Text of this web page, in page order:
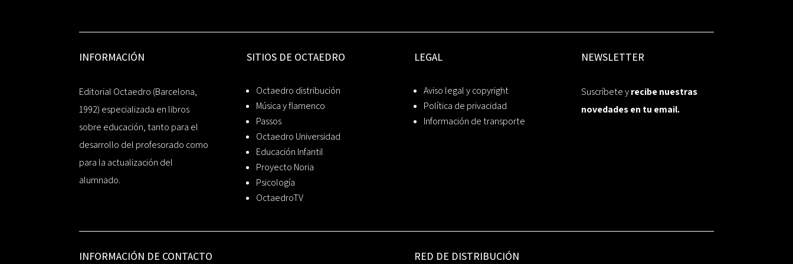
INFORMACIÓN
Editorial Octaedro (Barcelona,
1992) especializada en libros
sobre educación, tanto para el
desarrollo del profesorado como
para la actualización del
alumnado.
SITIOS DE OCTAEDRO
Octaedro distribución
Música y flamenco
Passos
Octaedro Universidad
Educación Infantil
Proyecto Noria
Psicología
OctaedroTV
LEGAL
Aviso legal y copyright
Política de privacidad
Información de transporte
NEWSLETTER
Suscríbete yrecibe nuestras
novedades en tu email.
INFORMACIÓN DE CONTACTO RED DE DISTRIBUCIÓN